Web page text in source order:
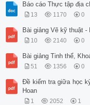
Báo cáo Thực tập địa
13 1170 0
Bài giảng Vẽ kỹ thuật -
10 2140 0
Bài giảng Tinh thể,
51 1356 0
Đề kiểm tra giữa học
Hoan
1 2052 1